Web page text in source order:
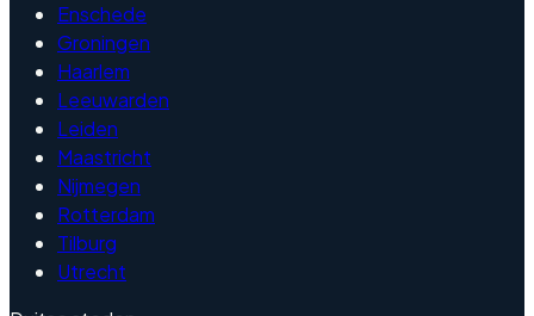
Enschede
Groningen
Haarlem
Leeuwarden
Leiden
Maastricht
Nijmegen
Rotterdam
Tilburg
Utrecht